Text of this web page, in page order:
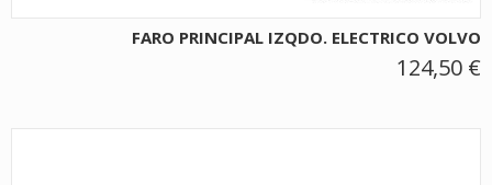
FARO PRINCIPAL IZQDO. ELECTRICO VOLVO
124,50 €